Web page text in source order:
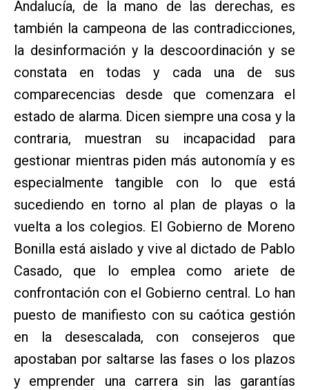
Andalucía, de la mano de las derechas, es
también la campeona de las contradicciones,
la desinformación y la descoordinación y se
constata en todas y cada una de sus
comparecencias desde que comenzara el
estado de alarma. Dicen siempre una cosa y la
contraria, muestran su incapacidad para
gestionar mientras piden más autonomía y es
especialmente tangible con lo que está
sucediendo en torno al plan de playas o la
vuelta a los colegios. El Gobierno de Moreno
Bonilla está aislado y vive al dictado de Pablo
Casado, que lo emplea como ariete de
confrontación con el Gobierno central. Lo han
puesto de manifiesto con su caótica gestión
en la desescalada, con consejeros que
apostaban por saltarse las fases o los plazos
y emprender una carrera sin las garantías